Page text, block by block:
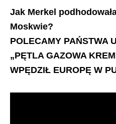
Jak Merkel
Moskwie?
POLECAMY PAŃSTWA
„PĘTLA GAZOWA
WPĘDZIŁ EUROPĘ W